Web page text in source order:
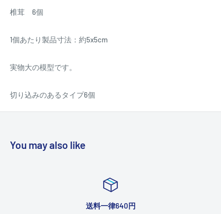
椎茸 6個
1個あたり製品寸法：約5x5cm
実物大の模型です。
切り込みのあるタイプ6個
You may also like
送料一律640円